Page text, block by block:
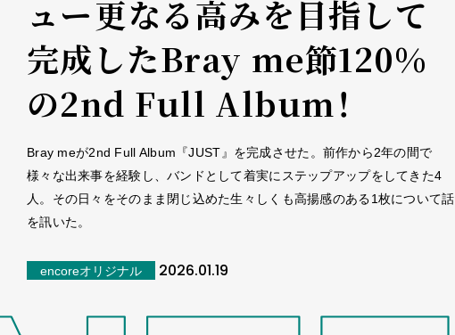
ュー――更なる高みを目指して
完成したBray me節120%
の2nd Full Album！
Bray meが2nd Full Album『JUST』を完成させた。前作から2年の間で
様々な出来事を経験し、バンドとして着実にステップアップをしてきた4
人。その日々をそのまま閉じ込めた生々しくも高揚感のある1枚について話
を訊いた。
encoreオリジナル 2026.01.19